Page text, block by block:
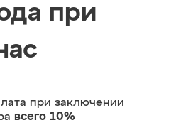
при
при заключении
всего 10%